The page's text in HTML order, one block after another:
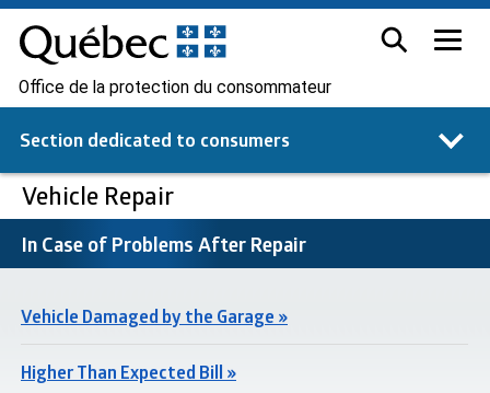
Office de la protection du consommateur
Section dedicated to consumers
Vehicle Repair
In Case of Problems After Repair
Vehicle Damaged by the Garage »
Higher Than Expected Bill »